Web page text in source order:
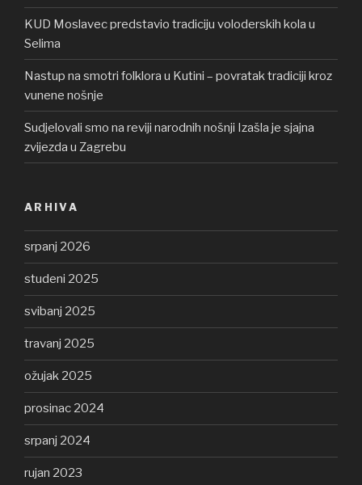
KUD Moslavec predstavio tradiciju voloderskih kola u
Selima
Nastup na smotri folklora u Kutini – povratak tradiciji kroz
vunene nošnje
Sudjelovali smo na reviji narodnih nošnji Izašla je sjajna
zvijezda u Zagrebu
ARHIVA
srpanj 2026
studeni 2025
svibanj 2025
travanj 2025
ožujak 2025
prosinac 2024
srpanj 2024
rujan 2023